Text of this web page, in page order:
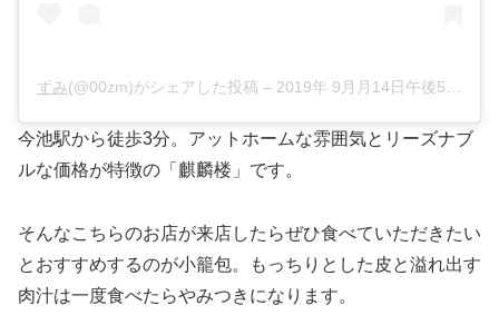
ずみ(@00zm)がシェアした投稿 – 2019年 9月月14日午後5時21分PDT
今池駅から徒歩3分。アットホームな雰囲気とリーズナブ
ルな価格が特徴の「麒麟楼」です。
そんなこちらのお店が来店したらぜひ食べていただきたい
とおすすめするのが小籠包。もっちりとした皮と溢れ出す
肉汁は一度食べたらやみつきになります。